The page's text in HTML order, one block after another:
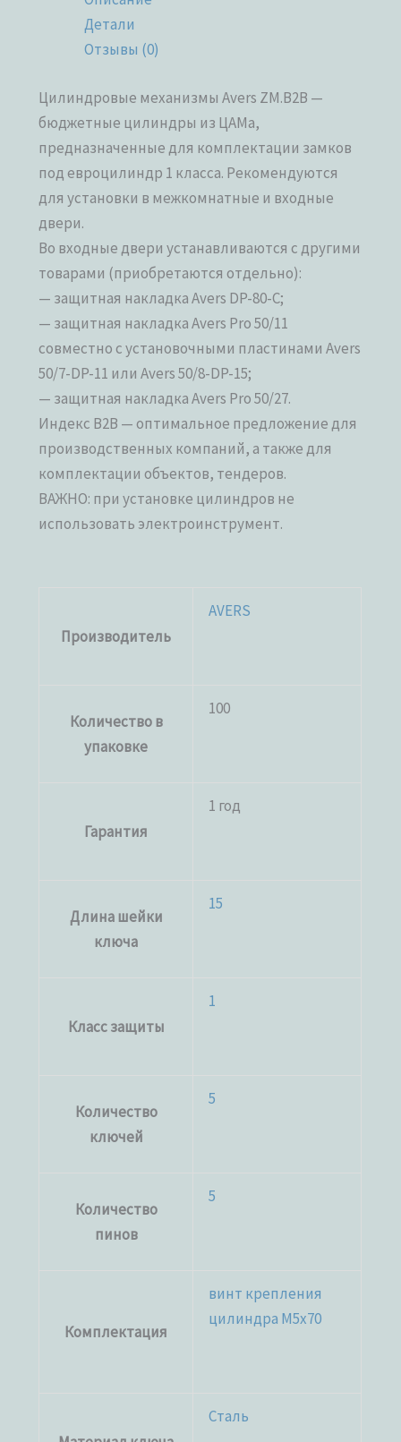
Детали
Отзывы (0)
Цилиндровые механизмы Avers ZM.B2B —
бюджетные цилиндры из ЦАМа,
предназначенные для комплектации замков
под евроцилиндр 1 класса. Рекомендуются
для установки в межкомнатные и входные
двери.
Во входные двери устанавливаются с другими
товарами (приобретаются отдельно):
— защитная накладка Avers DP-80-C;
— защитная накладка Avers Pro 50/11
совместно с установочными пластинами Avers
50/7-DP-11 или Avers 50/8-DP-15;
— защитная накладка Avers Pro 50/27.
Индекс В2В — оптимальное предложение для
производственных компаний, а также для
комплектации объектов, тендеров.
ВАЖНО: при установке цилиндров не
использовать электроинструмент.
Производитель
AVERS
Количество в
упаковке
100
Гарантия
1 год
Длина шейки
ключа
15
Класс защиты
1
Количество
ключей
5
Количество
пинов
5
Комплектация
винт крепления
цилиндра M5x70
Сталь